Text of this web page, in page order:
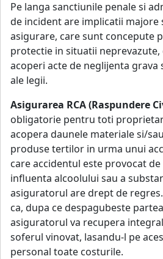
Pe langa sanctiunile penale si
de incident are implicatii majore
asigurare, care sunt concepute
protectie in situatii
acoperi acte de neglijenta
ale legii.
Asigurarea RCA (Raspundere
obligatorie pentru toti
acopera daunele materiale si/
produse tertilor in urma unui
care accidentul este provocat
influenta alcoolului sau a
asiguratorul are drept de
ca, dupa ce despagubeste
asiguratorul va recupera
soferul vinovat, lasandu-l pe
personal toate costurile.